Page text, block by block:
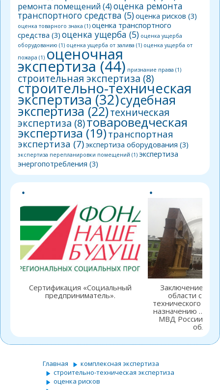
ремонта помещений (4)оценка ремонта
транспортного средства (5)оценка рисков (3)
оценка товарного знака (1) оценка транспортного
средства (3) оценка ущерба (5) оценка ущерба
оборудованию (1) оценка ущерба от залива (1) оценка ущерба от
пожара (1) оценочная
экспертиза(44) признание права (1)
строительная экспертиза (8)
строительно-техническая
экспертиза(32)судебная
экспертиза (22)техническая
экспертиза (8)товароведческая
экспертиза(19)транспортная
экспертиза (7)экспертиза оборудования (3)
экспертиза перепланировки помещений (1) экспертиза
энергопотребления (3)
Сертификация «Социальный
предприниматель».
Заключение
области
технического
назначению …
МВД России по
Главная
комплексная экспертиза
строительно-техническая экспертиза
оценка рисков